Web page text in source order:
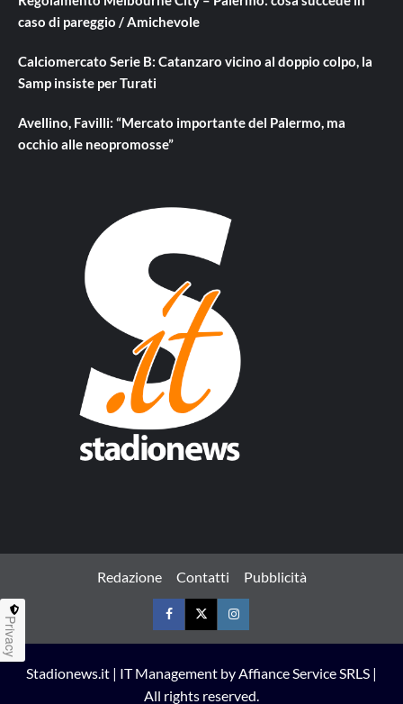
caso di pareggio / Amichevole
Calciomercato Serie B: Catanzaro vicino al doppio colpo, la
Samp insiste per Turati
Avellino, Favilli: “Mercato importante del Palermo, ma
occhio alle neopromosse”
Redazione Contatti Pubblicità
FacebookTwitterInstagram
Stadionews.it | IT Management by Affiance Service SRLS |
All rights reserved.
Privacy